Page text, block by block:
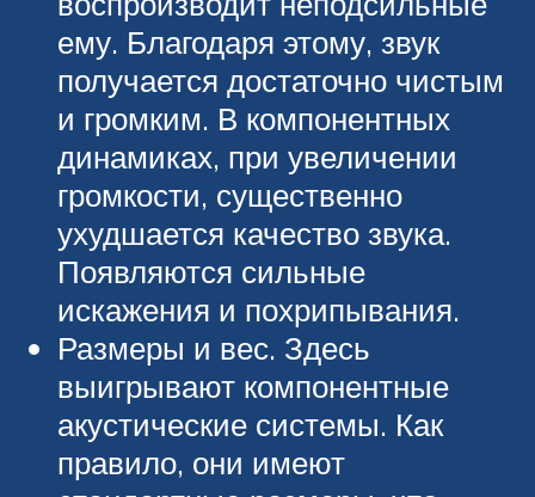
ему. Благодаря этому, звук
получается достаточно чистым
и громким. В компонентных
динамиках, при увеличении
громкости, существенно
ухудшается качество звука.
Появляются сильные
искажения и похрипывания.
Размеры и вес. Здесь
выигрывают компонентные
акустические системы. Как
правило, они имеют